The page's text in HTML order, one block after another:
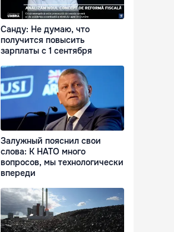
Санду: Не думаю, что
получится повысить
зарплаты с 1 сентября
Залужный пояснил свои
слова: К НАТО много
вопросов, мы технологически
впереди